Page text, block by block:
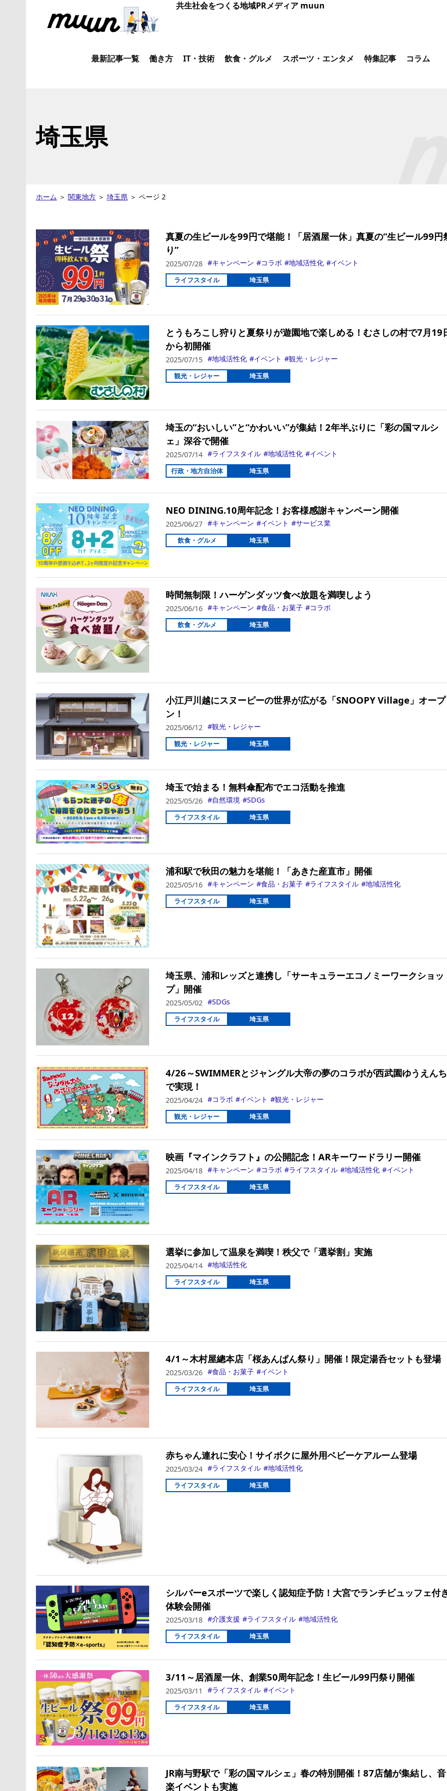
共生社会をつくる地域PRメディア muun
最新記事一覧 働き方 IT・技術 飲食・グルメ スポーツ・エンタメ 特集記事 コラム
埼玉県
ホーム ＞ 関東地方 ＞ 埼玉県 ＞ ページ 2
真夏の生ビールを99円で堪能！「居酒屋一休」真夏の“生ビール99円
り”
2025/07/28 キャンペーン コラボ 地域活性化 イベント
ライフスタイル 埼玉県
とうもろこし狩りと夏祭りが遊園地で楽しめる！むさしの村で7月19
から初開催
2025/07/15 地域活性化 イベント 観光・レジャー
観光・レジャー 埼玉県
埼玉の“おいしい”と“かわいい”が集結！2年半ぶりに「彩の国マルシ
ェ」深谷で開催
2025/07/14 ライフスタイル 地域活性化 イベント
行政・地方自治体 埼玉県
NEO DINING.10周年記念！お客様感謝キャンペーン開催
2025/06/27 キャンペーン イベント サービス業
飲食・グルメ 埼玉県
時間無制限！ハーゲンダッツ食べ放題を満喫しよう
2025/06/16 キャンペーン 食品・お菓子 コラボ
飲食・グルメ 埼玉県
小江戸川越にスヌーピーの世界が広がる「SNOOPY Village」オープ
ン！
2025/06/12 観光・レジャー
観光・レジャー 埼玉県
埼玉で始まる！無料傘配布でエコ活動を推進
2025/05/26 自然環境 SDGs
ライフスタイル 埼玉県
浦和駅で秋田の魅力を堪能！「あきた産直市」開催
2025/05/16 キャンペーン 食品・お菓子 ライフスタイル 地域活性化
ライフスタイル 埼玉県
埼玉県、浦和レッズと連携し「サーキュラーエコノミーワークショッ
プ」開催
2025/05/02 SDGs
ライフスタイル 埼玉県
4/26～SWIMMERとジャングル大帝の夢のコラボが西武園ゆうえんち
で実現！
2025/04/24 コラボ イベント 観光・レジャー
観光・レジャー 埼玉県
映画『マインクラフト』の公開記念！ARキーワードラリー開催
2025/04/18 キャンペーン コラボ ライフスタイル 地域活性化 イベント
ライフスタイル 埼玉県
選挙に参加して温泉を満喫！秩父で「選挙割」実施
2025/04/14 地域活性化
ライフスタイル 埼玉県
4/1～木村屋總本店「桜あんぱん祭り」開催！限定湯呑セットも登場
2025/03/26 食品・お菓子 イベント
ライフスタイル 埼玉県
赤ちゃん連れに安心！サイボクに屋外用ベビーケアルーム登場
2025/03/24 ライフスタイル 地域活性化
ライフスタイル 埼玉県
シルバーeスポーツで楽しく認知症予防！大宮でランチビュッフェ付
体験会開催
2025/03/18 介護支援 ライフスタイル 地域活性化
ライフスタイル 埼玉県
3/11～居酒屋一休、創業50周年記念！生ビール99円祭り開催
2025/03/11 ライフスタイル イベント
ライフスタイル 埼玉県
​JR南与野駅で「彩の国マルシェ」春の特別開催！87店舗が集結し、音
楽イベントも実施​